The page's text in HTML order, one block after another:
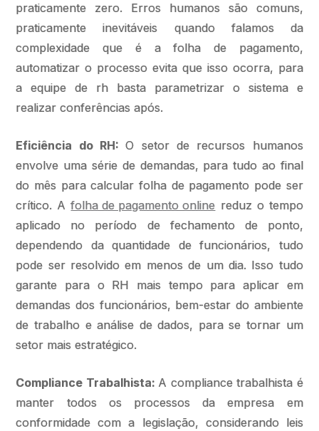
praticamente zero. Erros humanos são comuns,
praticamente inevitáveis quando falamos da
complexidade que é a folha de pagamento,
automatizar o processo evita que isso ocorra, para
a equipe de rh basta parametrizar o sistema e
realizar conferências após.
Eficiência do RH:O setor de recursos humanos
envolve uma série de demandas, para tudo ao final
do mês para calcular folha de pagamento pode ser
crítico. Afolha de pagamento online reduz o tempo
aplicado no período de fechamento de ponto,
dependendo da quantidade de funcionários, tudo
pode ser resolvido em menos de um dia. Isso tudo
garante para o RH mais tempo para aplicar em
demandas dos funcionários, bem-estar do ambiente
de trabalho e análise de dados, para se tornar um
setor mais estratégico.
Compliance Trabalhista: A compliance trabalhista é
manter todos os processos da empresa em
conformidade com a legislação, considerando leis